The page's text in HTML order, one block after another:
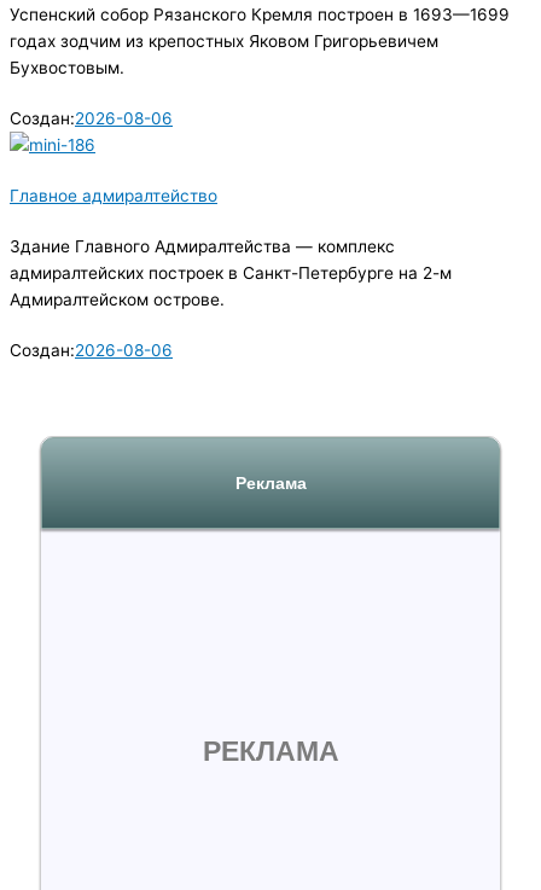
Успенский собор Рязанского Кремля построен в 1693—1699
годах зодчим из крепостных Яковом Григорьевичем
Бухвостовым.
Создан:2026-08-06
Главное адмиралтейство
Здание Главного Адмиралтейства — комплекс
адмиралтейских построек в Санкт-Петербурге на 2-м
Адмиралтейском острове.
Создан:2026-08-06
Реклама
РЕКЛАМА